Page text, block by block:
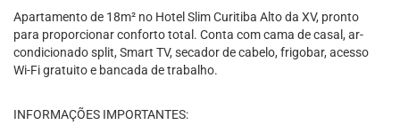
Apartamento de 18m² no Hotel Slim Curitiba Alto da XV, pronto
para proporcionar conforto total. Conta com cama de casal, ar-
condicionado split, Smart TV, secador de cabelo, frigobar, acesso
Wi-Fi gratuito e bancada de trabalho.
INFORMAÇÕES IMPORTANTES: